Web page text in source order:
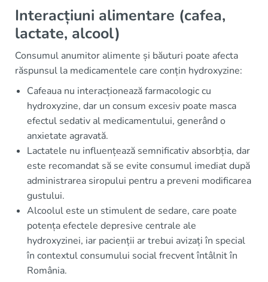
Interacțiuni alimentare (cafea,
lactate, alcool)
Consumul anumitor alimente și băuturi poate afecta
răspunsul la medicamentele care conțin hydroxyzine:
Cafeaua nu interacționează farmacologic cu
hydroxyzine, dar un consum excesiv poate masca
efectul sedativ al medicamentului, generând o
anxietate agravată.
Lactatele nu influențează semnificativ absorbția, dar
este recomandat să se evite consumul imediat după
administrarea siropului pentru a preveni modificarea
gustului.
Alcoolul este un stimulent de sedare, care poate
potența efectele depresive centrale ale
hydroxyzinei, iar pacienții ar trebui avizați în special
în contextul consumului social frecvent întâlnit în
România.